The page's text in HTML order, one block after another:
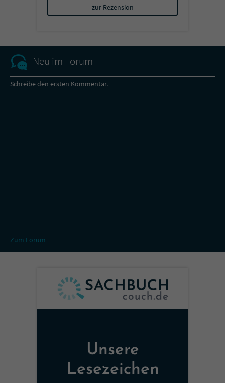
zur Rezension
Neu im Forum
Schreibe den ersten Kommentar.
Zum Forum
Unsere
Lesezeichen